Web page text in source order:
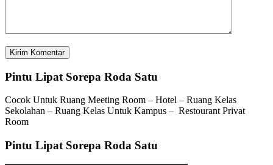
Pintu Lipat Sorepa Roda Satu
Cocok Untuk Ruang Meeting Room – Hotel – Ruang Kelas
Sekolahan – Ruang Kelas Untuk Kampus – Restourant Privat
Room
Pintu Lipat Sorepa Roda Satu